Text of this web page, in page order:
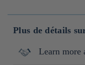
Plus de détails
Learn more